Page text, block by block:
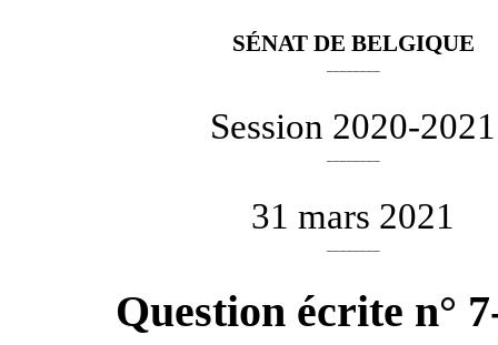
SÉNAT DE BELGIQUE
Session 2020-2021
31 mars 2021
Question écrite n°